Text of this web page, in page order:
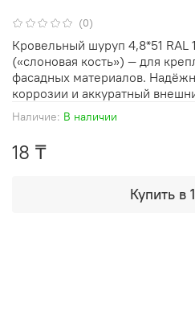
(0)
Наличие: В наличии
18 ₸
Купить в
Кровельный шуруп 4,8*51 RAL
(«слоновая кость») — для
фасадных материалов.
коррозии и аккуратный